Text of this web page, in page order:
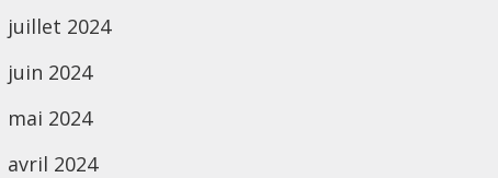
juillet 2024
juin 2024
mai 2024
avril 2024